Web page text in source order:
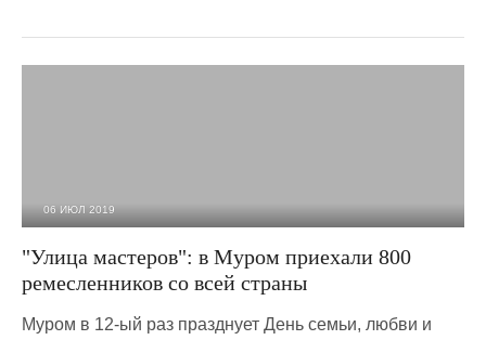
06 ИЮЛ 2019
"Улица мастеров": в Муром приехали 800
ремесленников со всей страны
Муром в 12-ый раз празднует День семьи, любви и